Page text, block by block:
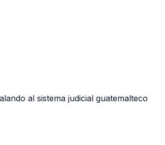
al sistema judicial guatemalteco